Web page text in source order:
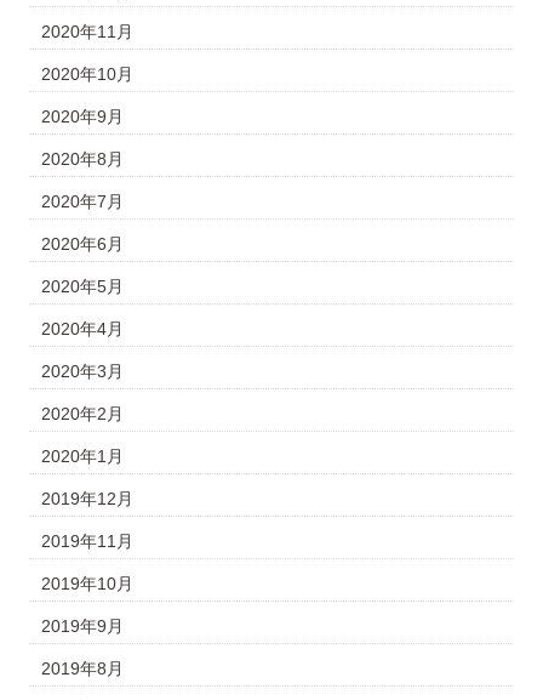
2020年11月
2020年10月
2020年9月
2020年8月
2020年7月
2020年6月
2020年5月
2020年4月
2020年3月
2020年2月
2020年1月
2019年12月
2019年11月
2019年10月
2019年9月
2019年8月